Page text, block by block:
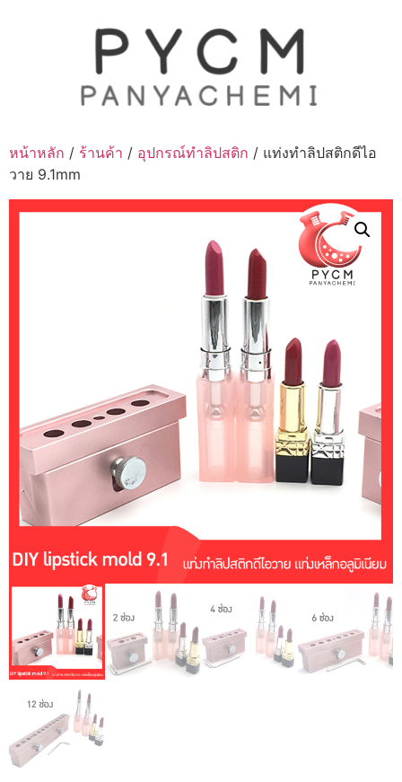
หน้าหลัก / ร้านค้า / อุปกรณ์ทำลิปสติก / แท่งทำลิปสติกดีไอ
วาย 9.1mm